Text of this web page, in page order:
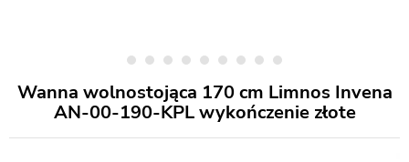
Wanna wolnostojąca 170 cm Limnos Invena
AN-00-190-KPL wykończenie złote